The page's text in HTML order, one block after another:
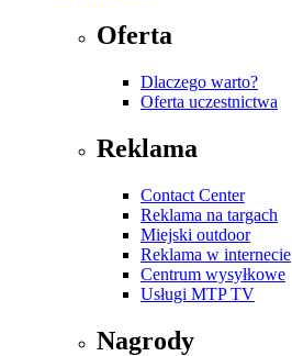
Oferta
Dlaczego warto?
Oferta uczestnictwa
Reklama
Contact Center
Reklama na targach
Miejski outdoor
Reklama w internecie
Centrum wysyłkowe
Usługi MTP TV
Nagrody